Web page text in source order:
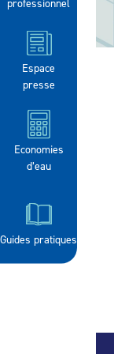
Espace
presse
Economies
d’eau
Guides pratiques